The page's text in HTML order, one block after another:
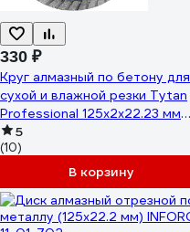
330 ₽
Круг алмазный по бетону для
сухой и влажной резки Tytan
Professional 125x2x22.23 мм
277767
5
(10)
В корзину